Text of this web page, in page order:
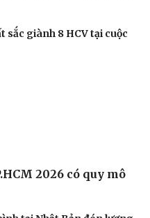
kiến thức quốc phòng và
tạo mang nhiều
sắc giành 8 HCV tại cuộc